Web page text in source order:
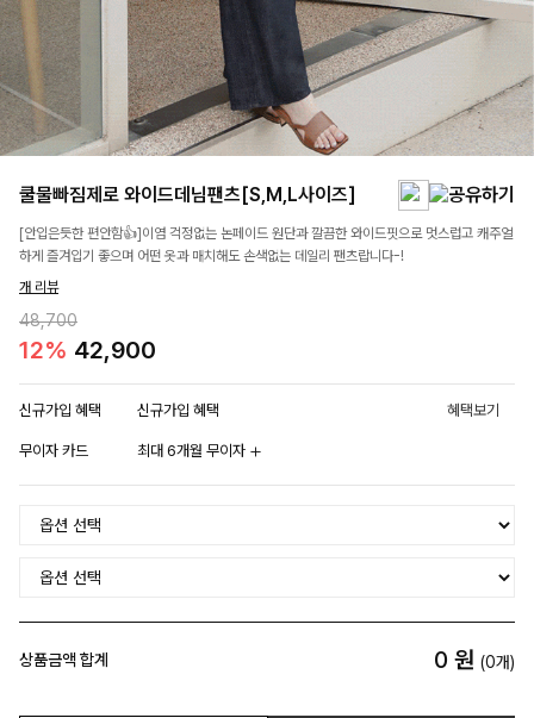
쿨물빠짐제로 와이드데님팬츠[S,M,L사이즈]
[안입은듯한 편안함👍]이염 걱정없는 논페이드 원단과 깔끔한 와이드핏으로 멋스럽고 캐주얼
하게 즐겨입기 좋으며 어떤 옷과 매치해도 손색없는 데일리 팬츠랍니다-!
개 리뷰
48,700
12% 42,900
신규가입 혜택 신규가입 혜택 혜택보기
무이자 카드 최대 6개월 무이자
상품금액 합계 0 원 (0개)